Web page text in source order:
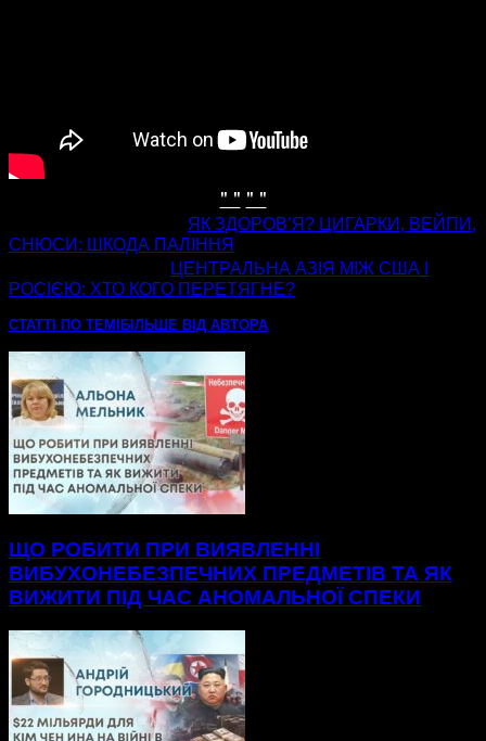
" " " "
ЯК ЗДОРОВ’Я? ЦИГАРКИ, ВЕЙПИ,
СНЮСИ: ШКОДА ПАЛІННЯ
ЦЕНТРАЛЬНА АЗІЯ МІЖ США І
РОСІЄЮ: ХТО КОГО ПЕРЕТЯГНЕ?
СТАТТІ ПО ТЕМІ БІЛЬШЕ ВІД АВТОРА
ЩО РОБИТИ ПРИ ВИЯВЛЕННІ
ВИБУХОНЕБЕЗПЕЧНИХ ПРЕДМЕТІВ ТА ЯК
ВИЖИТИ ПІД ЧАС АНОМАЛЬНОЇ СПЕКИ